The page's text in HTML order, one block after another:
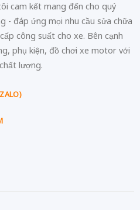
cam kết mang đến cho quý
- đáp ứng mọi nhu cầu sửa chữa
công suất cho xe. Bên cạnh
phụ kiện, đồ chơi xe motor với
lượng.